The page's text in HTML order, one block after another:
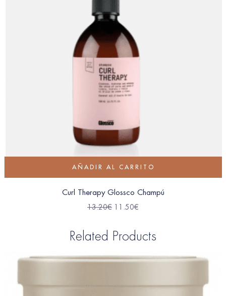
AÑADIR AL CARRITO
Curl Therapy Glossco Champú
13.20€ 11.50€
Related Products